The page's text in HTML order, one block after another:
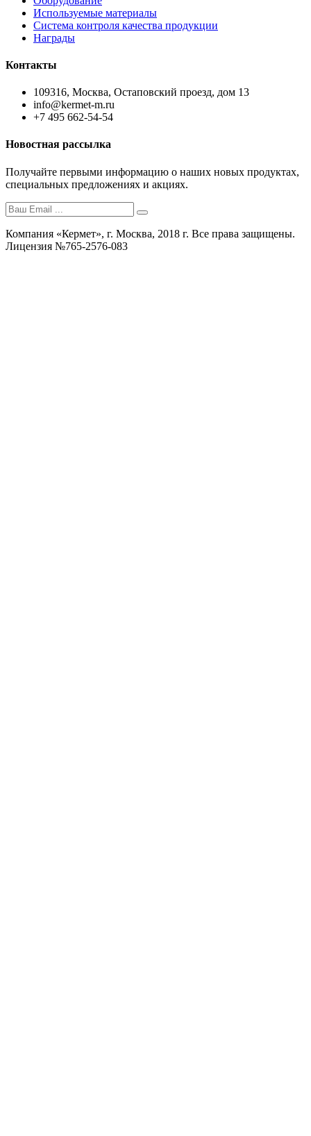
Используемые материалы
Система контроля качества продукции
Награды
Контакты
109316, Москва, Остаповский проезд, дом 13
info@kermet-m.ru
+7 495 662-54-54
Новостная рассылка
Получайте первыми информацию о наших новых продуктах,
специальных предложениях и акциях.
Компания «Кермет», г. Москва, 2018 г. Все права защищены.
Лицензия №765-2576-083